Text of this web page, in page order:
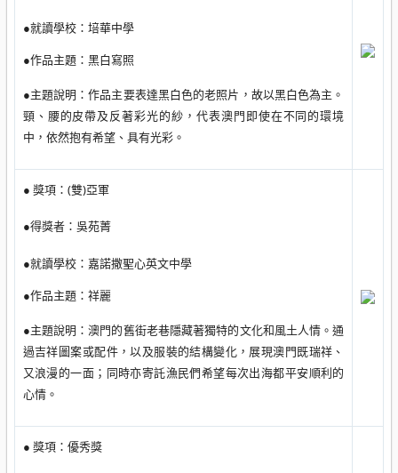
●就讀學校：培華中學
●作品主題：黑白寫照
●主題說明：作品主要表達黑白色的老照片，故以黑白色為主。
頸、腰的皮帶及反著彩光的紗，代表澳門即使在不同的環境
中，依然抱有希望、具有光彩。
● 獎項：(雙)亞軍
●得獎者：吳苑菁
●就讀學校：嘉諾撒聖心英文中學
●作品主題：祥麗
●主題說明：澳門的舊街老巷隱藏著獨特的文化和風土人情。通
過吉祥圖案或配件，以及服裝的結構變化，展現澳門既瑞祥、
又浪漫的一面；同時亦寄託漁民們希望每次出海都平安順利的
心情。
● 獎項：優秀獎